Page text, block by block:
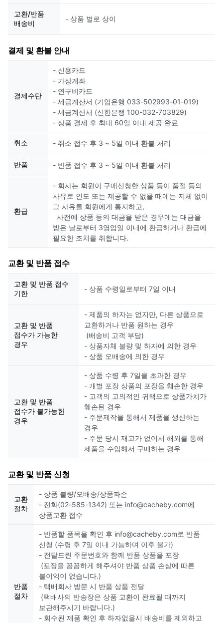
교환/반품
배송비
- 상품 별로 상이
결제 및 환불 안내
결제수단
- 신용카드
- 가상계좌
- 연구비카드
- 세금계산서 (기업은행 033-502993-01-019)
- 세금계산서 (신한은행 100-032-703829)
- 상품 결제 후 최대 60일 이내 제공 완료
취소 - 취소 접수 후 3 ~ 5일 이내 환불 처리
반품 - 반품 접수 후 3 ~ 5일 이내 환불 처리
환급
- 회사는 회원이 구매신청한 상품 등이 품절 등의
사유로 인도 또는 제공할 수 없을 때에는 지체 없이
그 사유를 회원에게 통지하고,
사전에 상품 등의 대금을 받은 경우에는 대금을
받은 날로부터 3영업일 이내에 환급하거나 환급에
필요한 조치를 취합니다.
교환 및 반품 접수
교환 및 반품 접수
기한
- 상품 수령일로부터 7일 이내
교환 및 반품
접수가 가능한
경우
- 제품의 하자는 없지만, 다른 상품으로
교환하거나 반품 원하는 경우
(배송비 고객 부담)
- 상품자체 불량 및 하자에 의한 경우
- 상품 오배송에 의한 경우
교환 및 반품
접수가 불가능한
경우
- 상품 수령 후 7일을 초과한 경우
- 개별 포장 상품의 포장을 훼손한 경우
- 고객의 고의적인 귀책으로 상품가치가
훼손된 경우
- 주문제작을 통해서 제품을 생산하는
경우
- 주문 당시 재고가 없어서 해외를 통해
제품을 수입해서 구매하는 경우
교환 및 반품 신청
교환
절차
- 상품 불량/오배송/상품파손
- 전화(02-585-1342) 또는 info@cacheby.com에
상품교환 접수
반품
절차
- 반품할 품목을 확인 후 info@cacheby.com로 반품
신청 (수령 후 7일 이내 가능하며 이후 불가)
- 전달드린 주문번호와 함께 반품 상품을 포장
(포장을 꼼꼼하게 해주셔야 반품 상품 손상에 따른
불이익이 없습니다.)
- 택배회사 방문 시 반품 상품 전달
(택배사의 반송장은 상품 교환이 완료될 때까지
보관해주시기 바랍니다.)
- 회수된 제품 확인 후 하자없을시 배송비를 제외하고